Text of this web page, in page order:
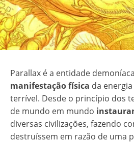
Parallax é a entidade
manifestação física da
terrível. Desde o princípio dos
de mundo em mundo
diversas civilizações, fazendo
destruíssem em razão de uma